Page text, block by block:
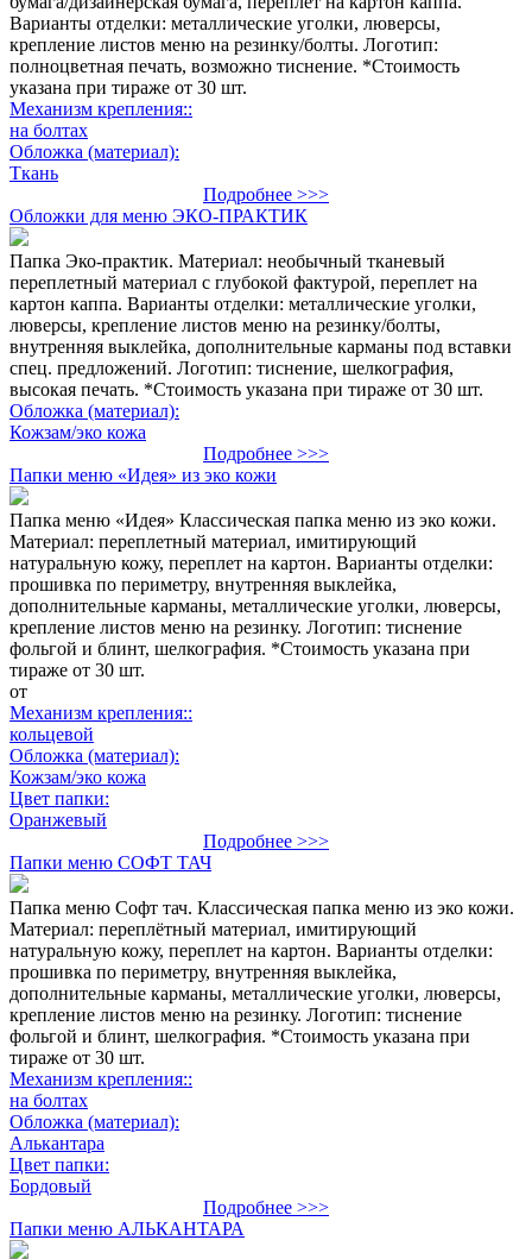
Варианты отделки: металлические уголки, люверсы,
крепление листов меню на резинку/болты. Логотип:
полноцветная печать, возможно тиснение. *Стоимость
указана при тираже от 30 шт.
Механизм крепления::
на болтах
Обложка (материал):
Ткань
Подробнее >>>
Обложки для меню ЭКО-ПРАКТИК
Папка Эко-практик. Материал: необычный тканевый
переплетный материал с глубокой фактурой, переплет на
картон каппа. Варианты отделки: металлические уголки,
люверсы, крепление листов меню на резинку/болты,
внутренняя выклейка, дополнительные карманы под вставки
спец. предложений. Логотип: тиснение, шелкография,
высокая печать. *Стоимость указана при тираже от 30 шт.
Обложка (материал):
Кожзам/эко кожа
Подробнее >>>
Папки меню «Идея» из эко кожи
Папка меню «Идея» Классическая папка меню из эко кожи.
Материал: переплетный материал, имитирующий
натуральную кожу, переплет на картон. Варианты отделки:
прошивка по периметру, внутренняя выклейка,
дополнительные карманы, металлические уголки, люверсы,
крепление листов меню на резинку. Логотип: тиснение
фольгой и блинт, шелкография. *Стоимость указана при
тираже от 30 шт.
от
Механизм крепления::
кольцевой
Обложка (материал):
Кожзам/эко кожа
Цвет папки:
Оранжевый
Подробнее >>>
Папки меню СОФТ ТАЧ
Папка меню Софт тач. Классическая папка меню из эко кожи.
Материал: переплётный материал, имитирующий
натуральную кожу, переплет на картон. Варианты отделки:
прошивка по периметру, внутренняя выклейка,
дополнительные карманы, металлические уголки, люверсы,
крепление листов меню на резинку. Логотип: тиснение
фольгой и блинт, шелкография. *Стоимость указана при
тираже от 30 шт.
Механизм крепления::
на болтах
Обложка (материал):
Алькантара
Цвет папки:
Бордовый
Подробнее >>>
Папки меню АЛЬКАНТАРА